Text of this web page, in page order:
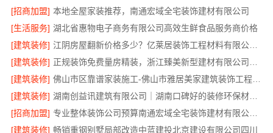
[招商加盟] 本地全屋家装推荐，南通宏域全宅装饰建材有限公司
[生活服务] 湖北省惠物电子商务有限公司高效生鲜食品服务商价格
[建筑装修]
江阴房屋翻新价格多少？亿莱居装饰工程材料有限公司全流程品控
[建筑装修]
[建筑装修]
佛山市区靠谱家装施工-佛山市雅居美家建筑装饰工程有限公司
[建筑装修]
湖南创益讯建筑有限公司｜湖南口碑好的装修环保材料推荐
[招商加盟]
专业整体装饰公司预算南通宏域全宅装饰建材有限公司核算
[建筑装修] 畅销重钢别墅局部改造中蓝建投北京建设有限公司四川